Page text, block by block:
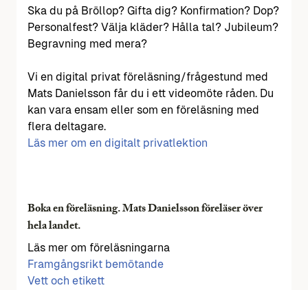
Ska du på Bröllop? Gifta dig? Konfirmation? Dop?
Personalfest? Välja kläder? Hålla tal? Jubileum?
Begravning med mera?
Vi en digital privat föreläsning/frågestund med
Mats Danielsson får du i ett videomöte råden. Du
kan vara ensam eller som en föreläsning med
flera deltagare.
Läs mer om en digitalt privatlektion
Boka en föreläsning. Mats Danielsson föreläser över
hela landet.
Läs mer om föreläsningarna
Framgångsrikt bemötande
Vett och etikett